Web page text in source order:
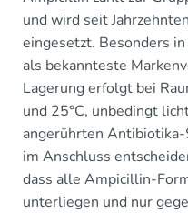
und wird seit
eingesetzt. Besonders
als bekannteste
Lagerung erfolgt bei
und 25°C, unbedingt
angerührten
im Anschluss
dass alle Ampicillin-
unterliegen und nur